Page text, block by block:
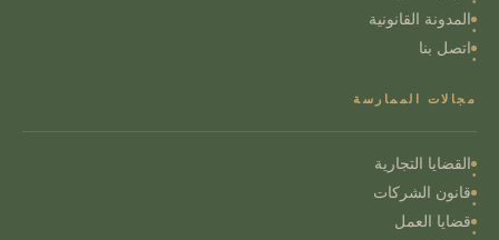
المدونة القانونية
اتصل بنا
مجالات الممارسة
القضايا التجارية
قانون الشركات
قضايا العمل